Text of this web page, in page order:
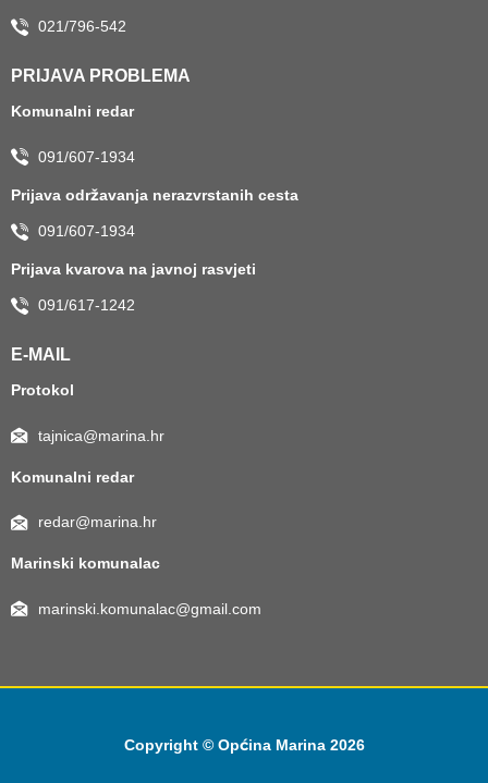
021/796-542
PRIJAVA PROBLEMA
Komunalni redar
091/607-1934
Prijava održavanja nerazvrstanih cesta
091/607-1934
Prijava kvarova na javnoj rasvjeti
091/617-1242
E-MAIL
Protokol
tajnica@marina.hr
Komunalni redar
redar@marina.hr
Marinski komunalac
marinski.komunalac@gmail.com
Copyright © Općina Marina 2026